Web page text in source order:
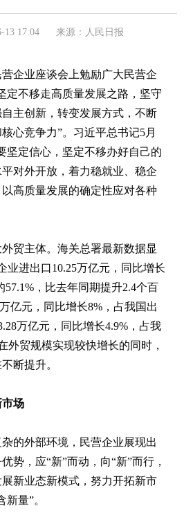
13 17:04 来源：人民日报
企业座谈会上勉励广大民营企
定不移走高质量发展之路，坚守
主创新，转变发展方式，不断
心竞争力”。习近平总书记5月
坚定信心，坚定不移办好自己的
对外开放，着力稳就业、稳企
高质量发展的确定性应对各种
贸主体。海关总署最新数据显
业进出口10.25万亿元，同比增长
57.1%，比去年同期提升2.4个百
亿元，同比增长8%，占我国出
万亿元，同比增长4.9%，占我
外贸规模实现较快增长的同时，
断提升。
场
的外部环境，民营企业展现出
势，应“新”而动，向“新”而行，
新业态新模式，努力开拓新市
量”。